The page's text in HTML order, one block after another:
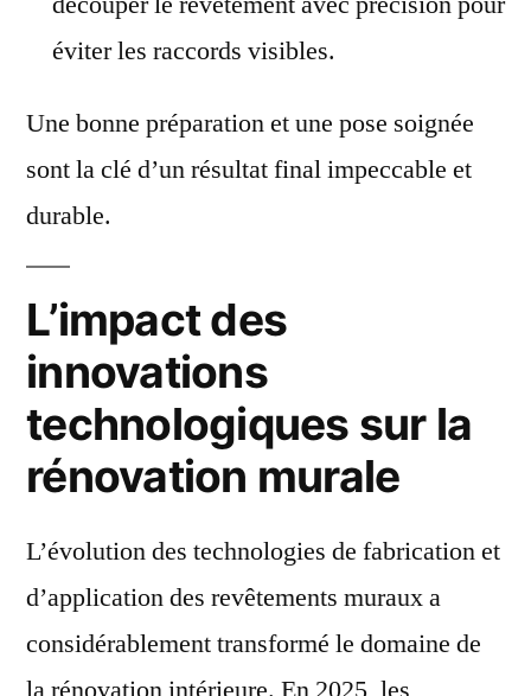
éviter les raccords visibles.
Une bonne préparation et une pose soignée
sont la clé d’un résultat final impeccable et
durable.
L’impact des
innovations
technologiques sur la
rénovation murale
L’évolution des technologies de fabrication et
d’application des revêtements muraux a
considérablement transformé le domaine de